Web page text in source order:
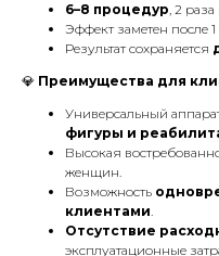
6–8 процедур, 2
Эффект заметен после
Результат сохраняется
💎 Преимущества для
Универсальный
фигуры и
Высокая
женщин.
Возможность
клиентами.
Отсутствие
эксплуатационные